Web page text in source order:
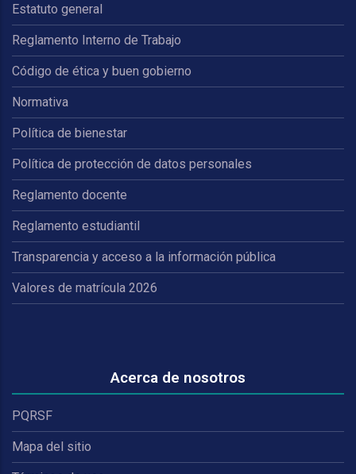
Estatuto general
Reglamento Interno de Trabajo
Código de ética y buen gobierno
Normativa
Política de bienestar
Política de protección de datos personales
Reglamento docente
Reglamento estudiantil
Transparencia y acceso a la información pública
Valores de matrícula 2026
Acerca de nosotros
PQRSF
Mapa del sitio